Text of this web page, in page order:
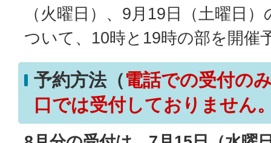
（火曜日）、9月19日（土曜日
ついて、10時と19時の部を開催
予約方法（電話での受付の
口では受付しておりません